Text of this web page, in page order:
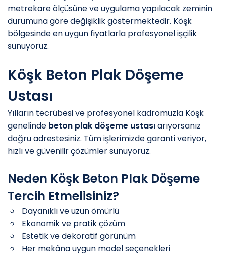
metrekare ölçüsüne ve uygulama yapılacak zeminin
durumuna göre değişiklik göstermektedir. Köşk
bölgesinde en uygun fiyatlarla profesyonel işçilik
sunuyoruz.
Köşk Beton Plak Döşeme
Ustası
Yılların tecrübesi ve profesyonel kadromuzla Köşk
genelinde beton plak döşeme ustasıarıyorsanız
doğru adrestesiniz. Tüm işlerimizde garanti veriyor,
hızlı ve güvenilir çözümler sunuyoruz.
Neden Köşk Beton Plak Döşeme
Tercih Etmelisiniz?
️ Dayanıklı ve uzun ömürlü
️ Ekonomik ve pratik çözüm
️ Estetik ve dekoratif görünüm
️ Her mekâna uygun model seçenekleri